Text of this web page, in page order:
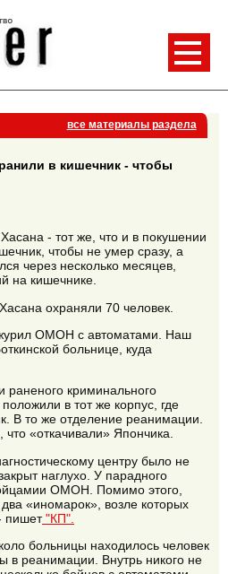
все материалы раздела
в кишечник - чтобы
- тот же, что и в покушении
чтобы не умер сразу, а
через несколько месяцев,
на кишечнике.
охраняли 70 человек.
ОМОН с автоматами. Наш
больнице, куда
раненого криминального
в тот же корпус, где
В то же отделение реанимации.
«откачивали» Япончика.
центру было не
наглухо. У парадного
ОМОН. Помимо этого,
«иномарок», возле которых
пишет"КП".
больницы находилось человек
в реанимации. Внутрь никого не